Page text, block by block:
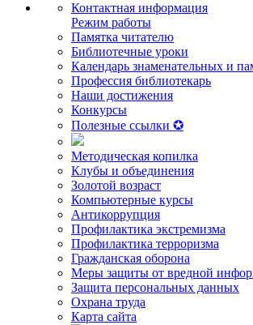
Контактная информация
Режим работы
Памятка читателю
Библиотечные уроки
Календарь знаменательных и
Профессия библиотекарь
Наши достижения
Конкурсы
Полезные ссылки ✪
Методическая копилка
Клубы и объединения
Золотой возраст
Компьютерные курсы
Антикоррупция
Профилактика экстремизма
Профилактика терроризма
Гражданская оборона
Меры защиты от вредной
Защита персональных данных
Охрана труда
Карта сайта